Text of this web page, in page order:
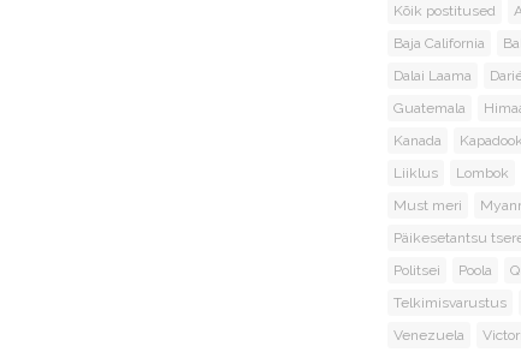
Kõik postitused
Baja California
Dalai Laama
Guatemala
Kanada
Liiklus
Lombok
Must meri
Päikesetantsu
Politsei
Poola
Telkimisvarustus
Venezuela